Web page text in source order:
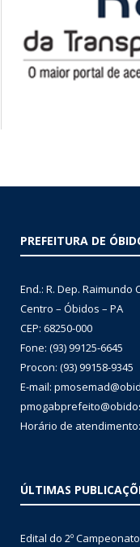
PREFEITURA DE
End.: R. Dep. Raimundo
Centro – Óbidos – PA
CEP: 68250-000
Fone: (93) 99125-6645
Procon: (93) 99158-9345
E-mail:
Horário de atendimento:
ÚLTIMAS
Edital do 2º